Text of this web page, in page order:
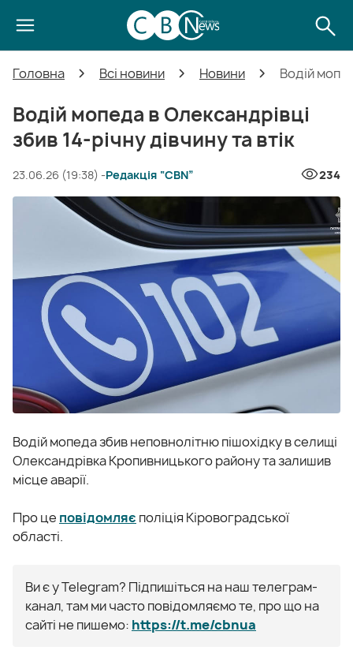
Головна Всі новини Новини Водій
Водій мопеда в Олександрівці
збив 14-річну дівчину та втік
23.06.26 (19:38) -Редакція “CBN” 234
Водій мопеда збив неповнолітню пішохідку в селищі
Олександрівка Кропивницького району та залишив
місце аварії.
Про це повідомляє поліція Кіровоградської
області.
Ви є у Telegram? Підпишіться на наш телеграм-
канал, там ми часто повідомляємо те, про що на
сайті не пишемо: https://t.me/cbnua